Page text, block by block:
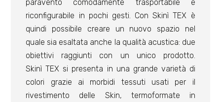
paravento comodamente trasportabile e
riconfigurabile in pochi gesti. Con Skinì TEX è
quindi possibile creare un nuovo spazio nel
quale sia esaltata anche la qualità acustica: due
obiettivi raggiunti con un unico prodotto.
Skinì TEX si presenta in una grande varietà di
colori grazie ai morbidi tessuti usati per il
rivestimento delle Skin, termoformate in